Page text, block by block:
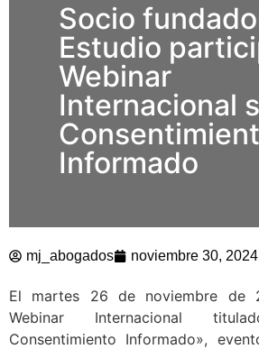
Socio
Estudio
Webinar
Internacional
Informado
mj_abogados noviembre 30, 2024
El martes 26 de noviembre de
Webinar Internacional
Consentimiento Informado»,